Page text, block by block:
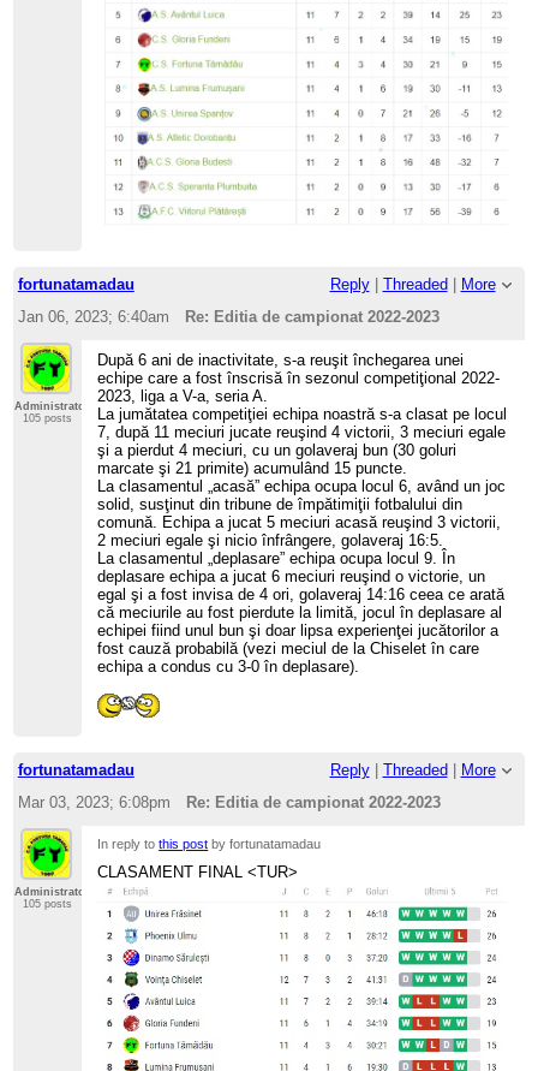
fortunatamadau Reply| Threaded
More
Jan 06, 2023; 6:40am
Re: Editia de campionat 2022-2023
Administrator
105 posts
După 6 ani de inactivitate, s-a reuşit închegarea unei
echipe care a fost înscrisă în sezonul competiţional 2022-
2023, liga a V-a, seria A.
La jumătatea competiţiei echipa noastră s-a clasat pe locul
7, după 11 meciuri jucate reuşind 4 victorii, 3 meciuri egale
şi a pierdut 4 meciuri, cu un golaveraj bun (30 goluri
marcate şi 21 primite) acumulând 15 puncte.
La clasamentul „acasă” echipa ocupa locul 6, având un joc
solid, susţinut din tribune de împătimiţii fotbalului din
comună. Echipa a jucat 5 meciuri acasă reuşind 3 victorii,
2 meciuri egale şi nicio înfrângere, golaveraj 16:5.
La clasamentul „deplasare” echipa ocupa locul 9. În
deplasare echipa a jucat 6 meciuri reuşind o victorie, un
egal şi a fost invisa de 4 ori, golaveraj 14:16 ceea ce arată
că meciurile au fost pierdute la limită, jocul în deplasare al
echipei fiind unul bun şi doar lipsa experienţei jucătorilor a
fost cauză probabilă (vezi meciul de la Chiselet în care
echipa a condus cu 3-0 în deplasare).
fortunatamadau Reply| Threaded
More
Mar 03, 2023; 6:08pm
Re: Editia de campionat 2022-2023
Administrator
105 posts
In reply tothis post by fortunatamadau
CLASAMENT FINAL <TUR>